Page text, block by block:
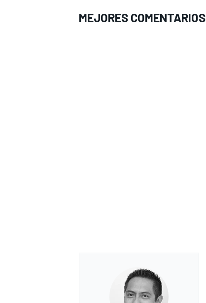
MEJORES COMENTARIOS